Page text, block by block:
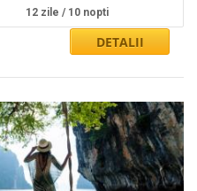
12 zile / 10 nopti